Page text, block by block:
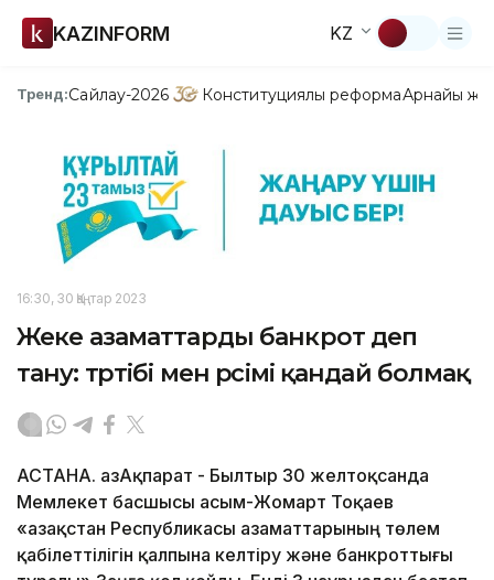
KAZINFORM KZ
Тренд:Сайлау-2026 Конституциялық реформаАрнайы
16:30, 30 Қаңтар 2023
Жеке азаматтарды банкрот деп
тану: тәртібі мен рәсімі қандай болмақ
АСТАНА. ҚазАқпарат - Былтыр 30 желтоқсанда
Мемлекет басшысы Қасым-Жомарт Тоқаев
«Қазақстан Республикасы азаматтарының төлем
қабілеттілігін қалпына келтіру және банкроттығы